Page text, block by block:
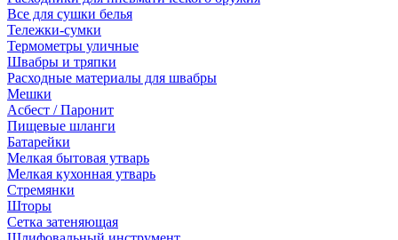
Все для сушки белья
Тележки-сумки
Термометры уличные
Швабры и тряпки
Расходные материалы для швабры
Мешки
Асбест / Паронит
Пищевые шланги
Батарейки
Мелкая бытовая утварь
Мелкая кухонная утварь
Стремянки
Шторы
Сетка затеняющая